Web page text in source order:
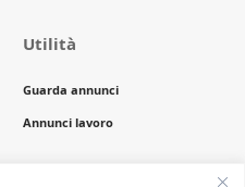
Utilità
Guarda annunci
Annunci lavoro